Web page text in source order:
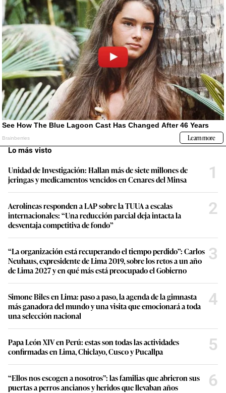
Lo más visto
Unidad de Investigación: Hallan más de siete millones de
jeringas y medicamentos vencidos en Cenares del Minsa
1
Aerolíneas responden a LAP sobre la TUUA a escalas
internacionales: “Una reducción parcial deja intacta la
desventaja competitiva de fondo”
2
“La organización está recuperando el tiempo perdido”: Carlos
Neuhaus, expresidente de Lima 2019, sobre los retos a un año
de Lima 2027 y en qué más está preocupado el Gobierno
3
Simone Biles en Lima: paso a paso, la agenda de la gimnasta
más ganadora del mundo y una visita que emocionará a toda
una selección nacional
4
Papa León XIV en Perú: estas son todas las actividades
confirmadas en Lima, Chiclayo, Cusco y Pucallpa
5
“Ellos nos escogen a nosotros”: las familias que abrieron sus
puertas a perros ancianos y heridos que llevaban años
6